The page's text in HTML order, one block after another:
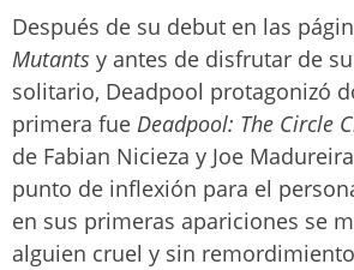
Después de su debut en las
Mutants y antes de disfrutar de
solitario, Deadpool protagonizó
primera fue Deadpool: The Circle
de Fabian Nicieza y Joe
punto de inflexión para el
en sus primeras apariciones se
alguien cruel y sin